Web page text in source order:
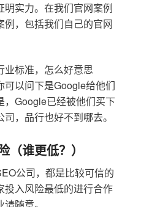
实力。在我们官网案例
，包括我们自己的官网
业标准，怎么好意思
可以问下是Google给他们
，Google已经被他们买下
，品行也好不到哪去。
（谁更低？）
公司，都是比较可信的
投入风险最低的进行合作